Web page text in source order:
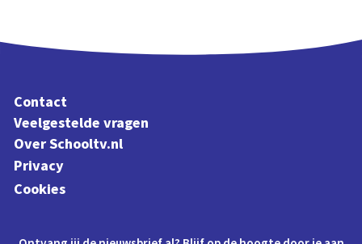
Contact
Veelgestelde vragen
Over Schooltv.nl
Privacy
Cookies